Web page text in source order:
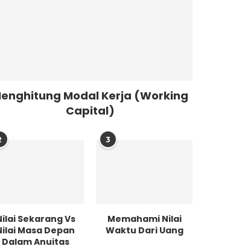
Modal Kerja (Working
Capital)
Sekarang Vs
Masa Depan
Dalam Anuitas
3
Memahami Nilai
Waktu Dari Uang